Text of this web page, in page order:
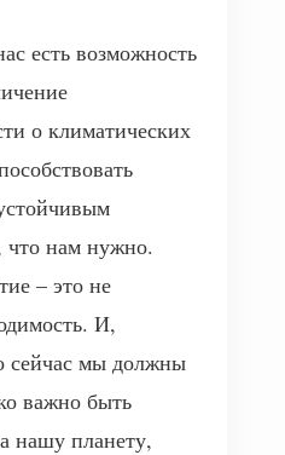
есть возможность
о климатических
что нам нужно.
– это не
И,
сейчас мы должны
важно быть
нашу планету,